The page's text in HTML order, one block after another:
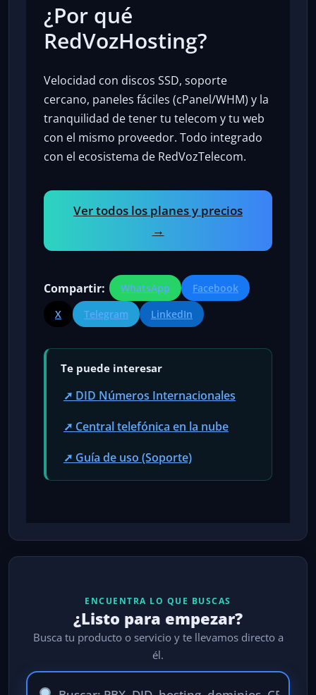
¿Por qué
RedVozHosting?
Velocidad con discos SSD, soporte
cercano, paneles fáciles (cPanel/WHM) y la
tranquilidad de tener tu telecom y tu web
con el mismo proveedor. Todo integrado
con el ecosistema de RedVozTelecom.
Ver todos los planes y precios
→
Compartir: WhatsApp
Facebook
X
Telegram LinkedIn
Te puede interesar
➚ DID Números Internacionales
➚ Central telefónica en la nube
➚ Guía de uso (Soporte)
ENCUENTRA LO QUE BUSCAS
¿Listo para empezar?
Busca tu producto o servicio y te llevamos directo a
él.